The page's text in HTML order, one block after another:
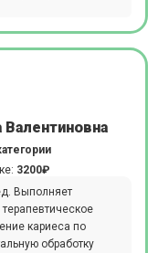
Валентиновна
3200₽
Выполняет
кариеса по
обработку